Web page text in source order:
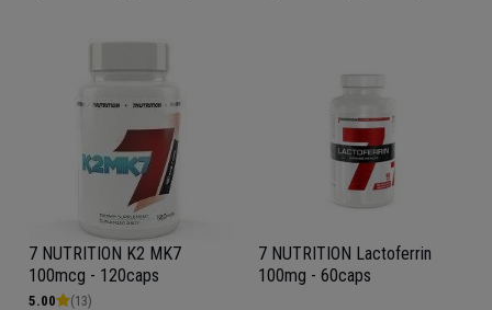
7 NUTRITION K2 MK7
100mcg - 120caps
5.00 (13)
7 NUTRITION Lactoferrin
100mg - 60caps